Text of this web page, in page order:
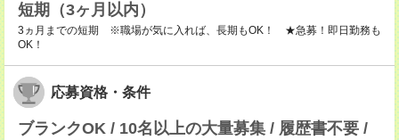
短期（3ヶ月以内）
3ヵ月までの短期 ※職場が気に入れば、長期もOK！ ★急募！即日勤務も
OK！
応募資格・条件
ブランクOK / 10名以上の大量募集 / 履歴書不要 /